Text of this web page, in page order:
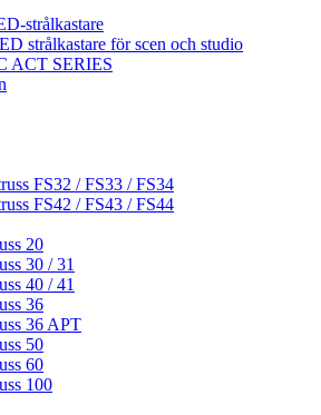
strålkastare
strålkastare för scen och studio
ACT SERIES
FS32 / FS33 / FS34
FS42 / FS43 / FS44
20
30 / 31
40 / 41
36
36 APT
50
60
100